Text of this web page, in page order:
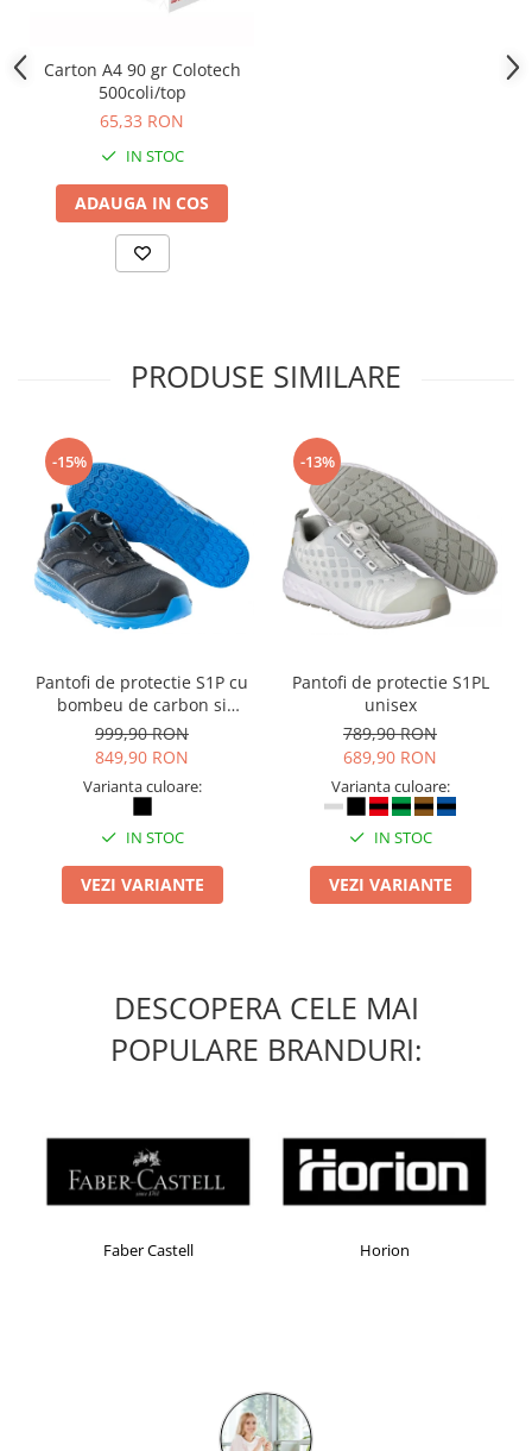
Carton A4 90 gr Colotech
500coli/top
65,33 RON
IN STOC
ADAUGA IN COS
PRODUSE SIMILARE
-15%
Pantofi de protectie S1P cu
bombeu de carbon si
inchidere BOAÂ® Fit
999,90 RON
849,90 RON
Varianta culoare:
IN STOC
VEZI VARIANTE
-13%
Pantofi de protectie S1PL
unisex
789,90 RON
689,90 RON
Varianta culoare:
IN STOC
VEZI VARIANTE
DESCOPERA CELE MAI
POPULARE BRANDURI:
Faber Castell Horion